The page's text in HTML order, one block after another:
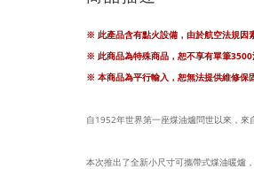
※ 此產品含有點火設備， 由於航空法規因
※ 此商品為特殊商品，恕不享有單筆3500
※ 本商品為平行輸入，恕無法提供維修保
自1952年世界第一座煤油爐問世以來，來
本次推出了全新小尺寸可攜帶式煤油暖爐